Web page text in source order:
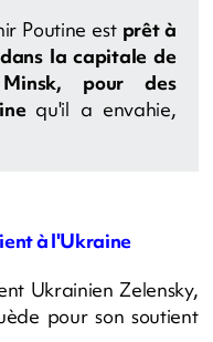
Poutine est prêt à
la capitale de
pour des
qu'il a envahie,
à l'Ukraine
Ukrainien Zelensky,
pour son soutient